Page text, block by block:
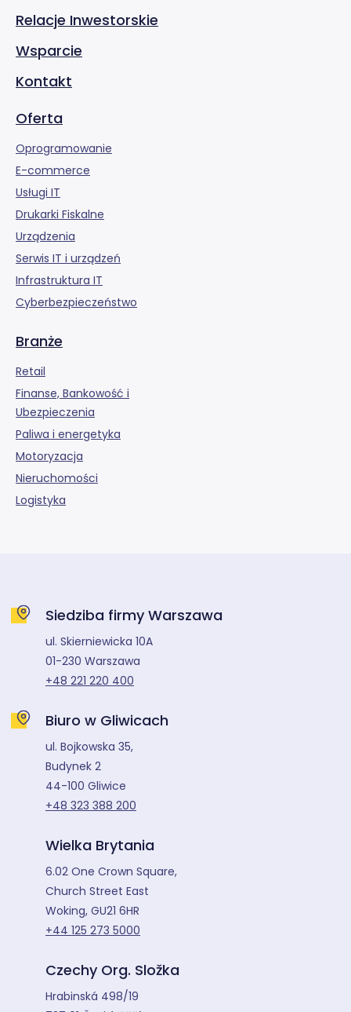
Relacje Inwestorskie
Wsparcie
Kontakt
Oferta
Oprogramowanie
E-commerce
Usługi IT
Drukarki Fiskalne
Urządzenia
Serwis IT i urządzeń
Infrastruktura IT
Cyberbezpieczeństwo
Branże
Retail
Finanse, Bankowość i
Ubezpieczenia
Paliwa i energetyka
Motoryzacja
Nieruchomości
Logistyka
Siedziba firmy Warszawa
ul. Skierniewicka 10A
01-230 Warszawa
+48 221 220 400
Biuro w Gliwicach
ul. Bojkowska 35,
Budynek 2
44-100 Gliwice
+48 323 388 200
Wielka Brytania
6.02 One Crown Square,
Church Street East
Woking, GU21 6HR
+44 125 273 5000
Czechy Org. Složka
Hrabinská 498/19